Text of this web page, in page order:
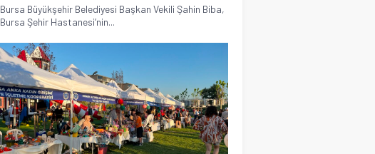
Bursa Büyükşehir Belediyesi Başkan Vekili Şahin Biba,
Bursa Şehir Hastanesi’nin...